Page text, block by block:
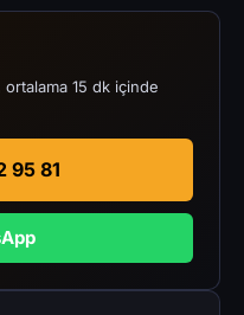
ortalama 15 dk içinde
95 81